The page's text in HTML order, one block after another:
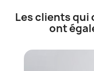
Les clients
ont